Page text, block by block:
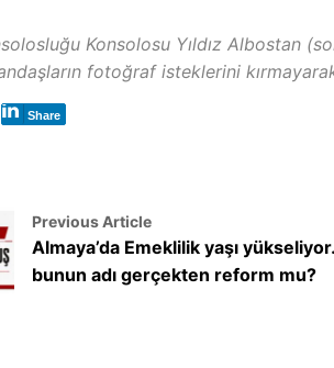
Konsolosu Yıldız Albostan
fotoğraf isteklerini
Share
Previous Article
Almaya’da Emeklilik yaşı
bunun adı gerçekten reform mu?